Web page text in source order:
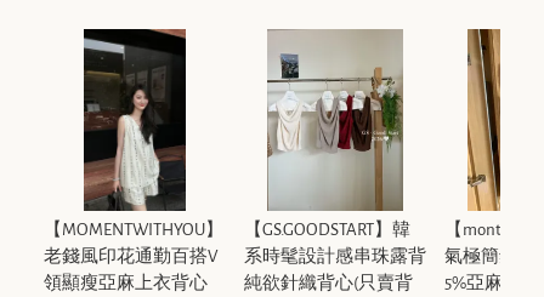
【MOMENTWITHYOU】
老錢風印花通勤百搭V
領顯瘦亞麻上衣背心
【GS.GOODSTART】韓
系時髦設計感串珠露背
純欲針織背心(只賣背
【
氣極簡針織
5%亞麻）